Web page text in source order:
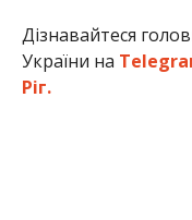
Дізнавайтеся
України на
Ріг.